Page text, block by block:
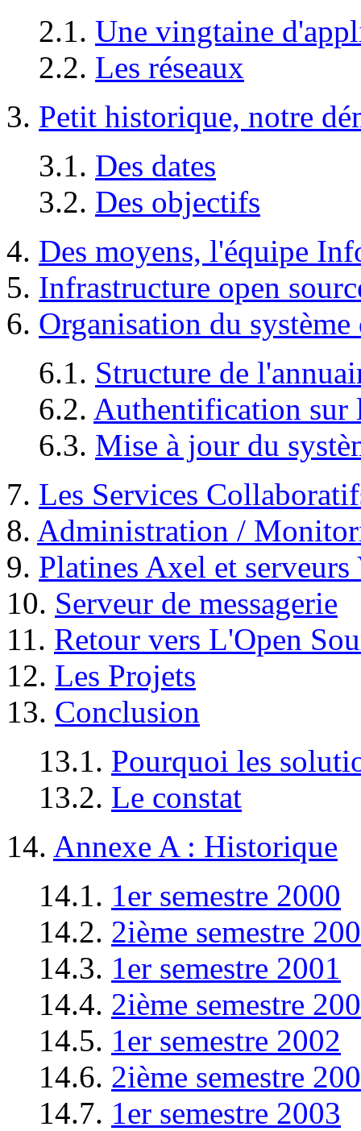
2.1. Une vingtaine
2.2. Les réseaux
3. Petit historique, notre
3.1. Des dates
3.2. Des objectifs
4. Des moyens, l'équipe
5. Infrastructure open
6. Organisation du
6.1. Structure de
6.2. Authentification sur
6.3. Mise à jour du
7. Les Services
8. Administration /
9. Platines Axel et
10. Serveur de messagerie
11. Retour vers L'Open
12. Les Projets
13. Conclusion
13.1. Pourquoi les
13.2. Le constat
14. Annexe A : Historique
14.1. 1er semestre 2000
14.2. 2ième semestre
14.3. 1er semestre 2001
14.4. 2ième semestre
14.5. 1er semestre 2002
14.6. 2ième semestre
14.7. 1er semestre 2003